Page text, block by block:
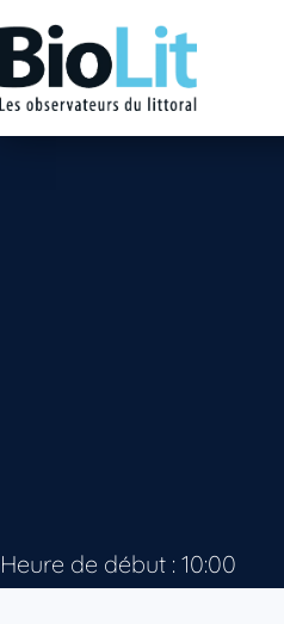
Heure de début : 10:00